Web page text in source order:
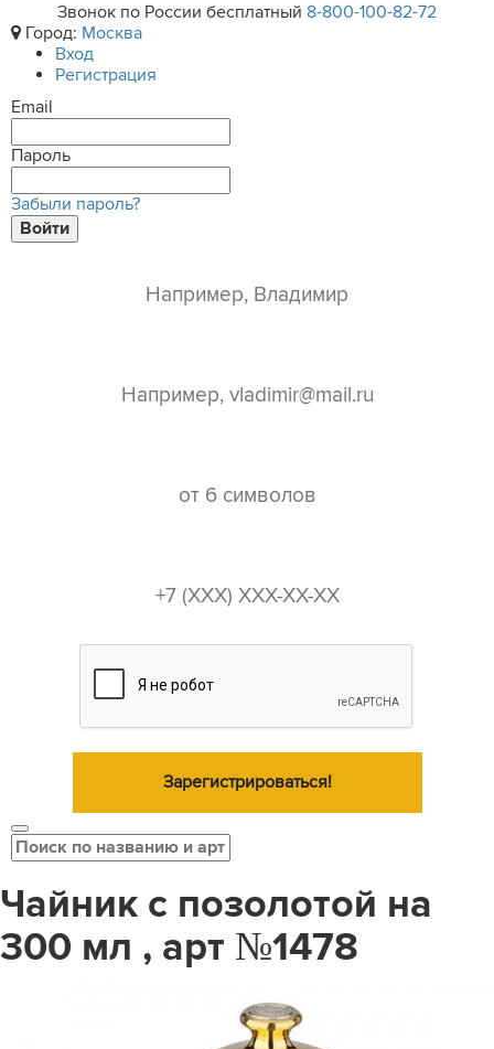
Звонок по России бесплатный 8-800-100-82-72
Город: Москва
Вход
Регистрация
Email
Пароль
Забыли пароль?
Войти
Зарегистрироваться!
Чайник с позолотой на
300 мл , арт №1478